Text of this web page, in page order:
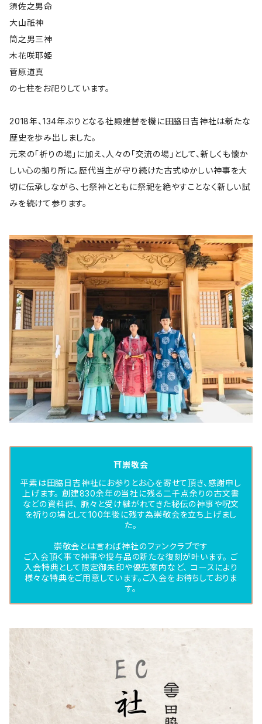
須佐之男命
大山祇神
筒之男三神
木花咲耶姫
菅原道真
の七柱をお祀りしています。
2018年、134年ぶりとなる社殿建替を機に田脇日吉神社は新たな
歴史を歩み出しました。
元来の「祈りの場」に加え、人々の「交流の場」として、新しくも懐か
しい心の拠り所に。歴代当主が守り続けた古式ゆかしい神事を大
切に伝承しながら、七祭神とともに祭祀を絶やすことなく新しい試
みを続けて参ります。
⛩崇敬会
平素は田脇日吉神社にお参りとお心を寄せて頂き、感謝申し
上げます。 創建830余年の当社に残る二千点余りの古文書
などの資料群、 脈々と受け継がれてきた秘伝の神事や呪文
を祈りの場として100年後に残す為崇敬会を立ち上げまし
た。
崇敬会とは言わば神社のファンクラブです
ご入会頂く事で神事や授与品の新たな復刻が叶います。 ご
入会特典として限定御朱印や優先案内など、 コースにより
様々な特典をご用意しています。ご入会をお待ちしておりま
す。